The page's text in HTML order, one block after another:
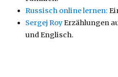
Russisch online lernen:
Sergej RoyErzählungen
und Englisch.